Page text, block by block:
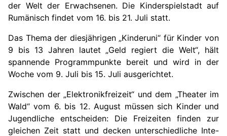
der Welt der Erwachsenen. Die Kinderspielstadt auf
Rumänisch findet vom 16. bis 21. Juli statt.
Das Thema der diesjährigen „Kinderuni“ für Kinder von
9 bis 13 Jahren lautet „Geld regiert die Welt“, hält
spannende Programmpunkte bereit und wird in der
Woche vom 9. Juli bis 15. Juli ausgerichtet.
Zwischen der „Elektronikfreizeit“ und dem „Theater im
Wald“ vom 6. bis 12. August müssen sich Kinder und
Jugendliche entscheiden: Die Freizeiten finden zur
gleichen Zeit statt und decken unterschiedliche Inte-